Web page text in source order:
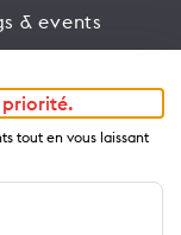
& events
et guides
tout en vous laissant